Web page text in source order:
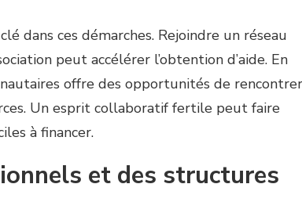
dans ces démarches. Rejoindre un réseau
peut accélérer l’obtention d’aide. En
offre des opportunités de rencontrer
Un esprit collaboratif fertile peut faire
à financer.
et des structures